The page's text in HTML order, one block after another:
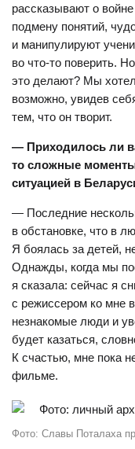
рассказывают о
подмену понятий,
и манипулируют
во что-то поверить.
это делают? Мы
возможно, увидев
тем, что он творит.
— Приходилось ли
то сложные
ситуацией в
— Последние
в обстановке, что в
Я боялась за детей,
Однажды, когда мы
я сказала: сейчас я
с режиссером ко мне
незнакомые люди и
будет казаться,
К счастью, мне пока
фильме.
Фото: Славы Поталаха